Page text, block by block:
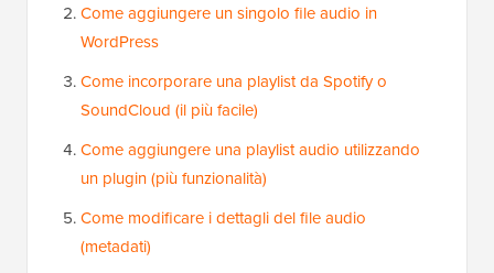
Come aggiungere un singolo file audio in
WordPress
Come incorporare una playlist da Spotify o
SoundCloud (il più facile)
Come aggiungere una playlist audio utilizzando
un plugin (più funzionalità)
Come modificare i dettagli del file audio
(metadati)